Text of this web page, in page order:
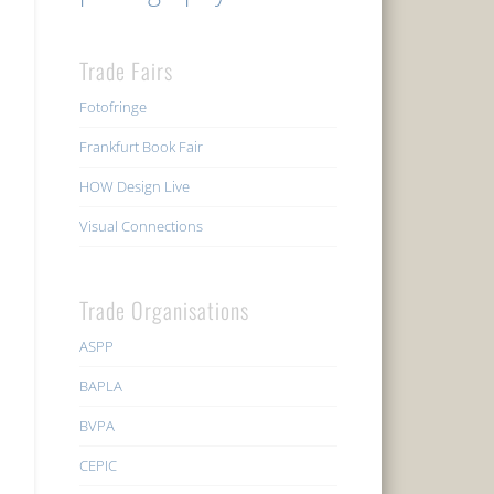
Trade Fairs
Fotofringe
Frankfurt Book Fair
HOW Design Live
Visual Connections
Trade Organisations
ASPP
BAPLA
BVPA
CEPIC